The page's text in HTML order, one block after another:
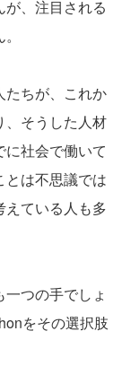
、注目される
たちが、これか
、そうした人材
社会で働いて
とは不思議では
えている人も多
つの手でしょ
をその選択肢